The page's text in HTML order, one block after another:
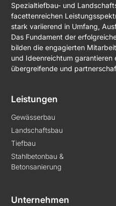
Spezialtiefbau- und
facettenreichen
stark variierend in Umfang,
Das Fundament der
bilden die engagierten
und Ideenreichtum garantieren
übergreifende und
Leistungen
Gewässerbau
Landschaftsbau
Tiefbau
Stahlbetonbau &
Betonsanierung
Unternehmen